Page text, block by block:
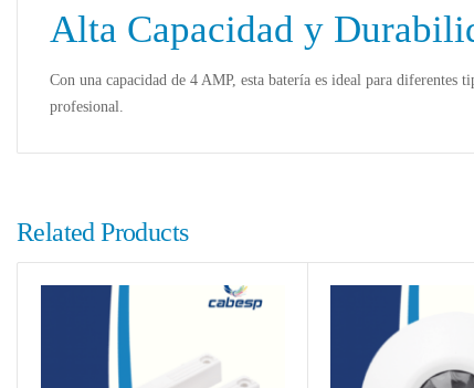
Alta Capacidad y
Con una capacidad de 4 AMP, esta batería es ideal para
profesional.
Related Products